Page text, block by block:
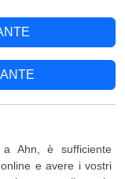
Ahn, è sufficiente
e avere i vostri